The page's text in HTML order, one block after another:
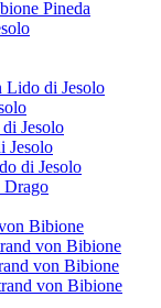
Pineda
Lido di Jesolo
Jesolo
Jesolo
di Jesolo
Drago
Bibione
von Bibione
von Bibione
von Bibione